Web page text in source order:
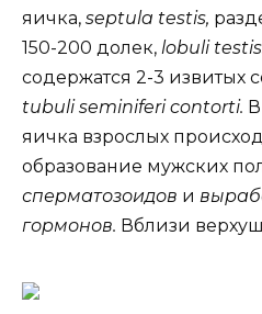
яичка, septula testis,
150-200 долек, lobuli
содержатся 2-3 извитых
tubuli seminiferi contorti.
яичка взрослых
образование мужских
сперматозоидов и
гормонов. Вблизи